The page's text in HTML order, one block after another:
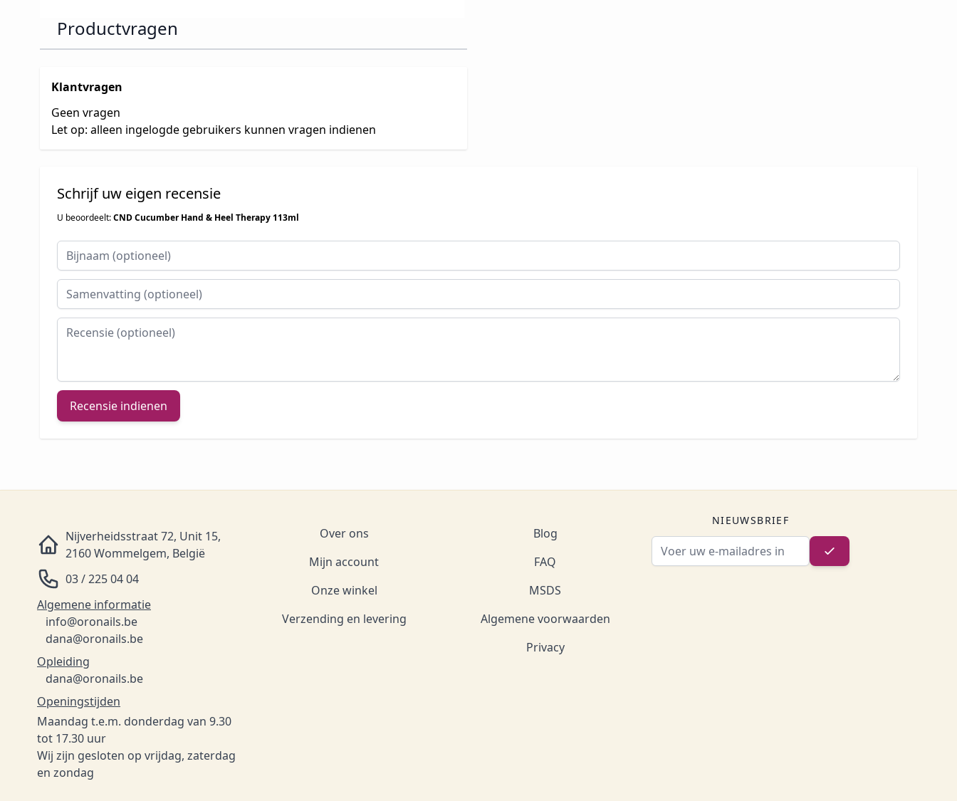
Productvragen
Klantvragen
Geen vragen
Let op: alleen ingelogde gebruikers kunnen vragen indienen
Schrijf uw eigen recensie
U beoordeelt:CND Cucumber Hand & Heel Therapy 113ml
Bijnaam
Samenvatting
Recensie
Recensie indienen
Nijverheidsstraat 72, Unit 15,
2160 Wommelgem, België
03 / 225 04 04
Algemene informatie
info@oronails.be
dana@oronails.be
Opleiding
dana@oronails.be
Openingstijden
Maandag t.e.m. donderdag van 9.30
tot 17.30 uur
Wij zijn gesloten op vrijdag, zaterdag
en zondag
Over ons
Mijn account
Onze winkel
Verzending en levering
Blog
FAQ
MSDS
Algemene voorwaarden
Privacy
NIEUWSBRIEF
E-mailadres